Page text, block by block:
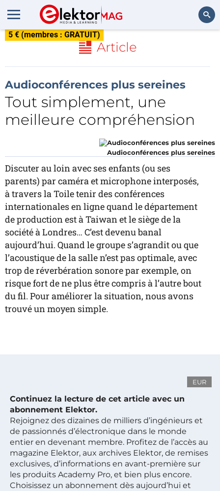
5 € (membres : GRATUIT)
Article
Audioconférences plus sereines
Tout simplement, une
meilleure compréhension
Audioconférences plus sereines
Discuter au loin avec ses enfants (ou ses
parents) par caméra et microphone interposés,
à travers la Toile tenir des conférences
internationales en ligne quand le département
de production est à Taiwan et le siège de la
société à Londres… C’est devenu banal
aujourd’hui. Quand le groupe s’agrandit ou que
l’acoustique de la salle n’est pas optimale, avec
trop de réverbération sonore par exemple, on
risque fort de ne plus être compris à l’autre bout
du fil. Pour améliorer la situation, nous avons
trouvé un moyen simple.
EUR
Continuez la lecture de cet article avec un
abonnement Elektor.
Rejoignez des dizaines de milliers d’ingénieurs et
de passionnés d’électronique dans le monde
entier en devenant membre. Profitez de l’accès au
magazine Elektor, aux archives Elektor, de remises
exclusives, d’informations en avant-première sur
les produits Academy Pro, et bien plus encore.
Choisissez un abonnement dès aujourd’hui et